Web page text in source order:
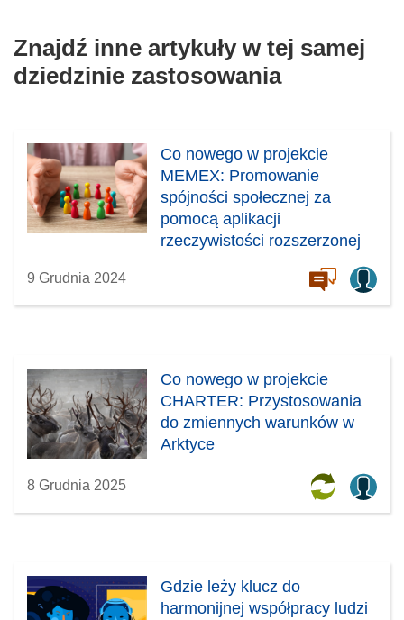
Znajdź inne artykuły w tej samej
dziedzinie zastosowania
Co nowego w projekcie
MEMEX: Promowanie
spójności społecznej za
pomocą aplikacji
rzeczywistości rozszerzonej
9 Grudnia 2024
Co nowego w projekcie
CHARTER: Przystosowania
do zmiennych warunków w
Arktyce
8 Grudnia 2025
Gdzie leży klucz do
harmonijnej współpracy ludzi